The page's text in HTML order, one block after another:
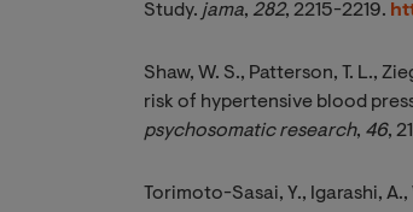
Study. jama, 282, 2215-2219.
Shaw, W. S., Patterson, T. L.,
risk of hypertensive blood
psychosomatic research, 46,
Torimoto-Sasai, Y., Igarashi,